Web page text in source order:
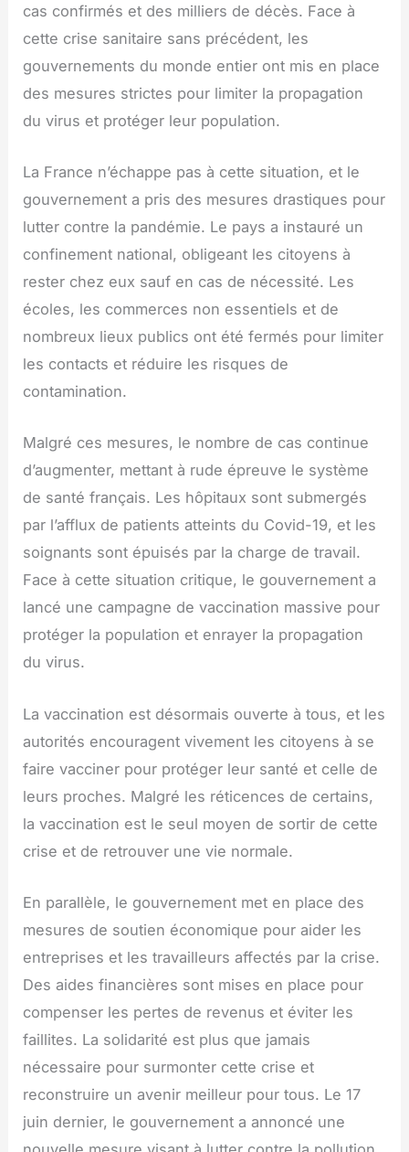
cas confirmés et des milliers de décès. Face à
cette crise sanitaire sans précédent, les
gouvernements du monde entier ont mis en place
des mesures strictes pour limiter la propagation
du virus et protéger leur population.
La France n’échappe pas à cette situation, et le
gouvernement a pris des mesures drastiques pour
lutter contre la pandémie. Le pays a instauré un
confinement national, obligeant les citoyens à
rester chez eux sauf en cas de nécessité. Les
écoles, les commerces non essentiels et de
nombreux lieux publics ont été fermés pour limiter
les contacts et réduire les risques de
contamination.
Malgré ces mesures, le nombre de cas continue
d’augmenter, mettant à rude épreuve le système
de santé français. Les hôpitaux sont submergés
par l’afflux de patients atteints du Covid-19, et les
soignants sont épuisés par la charge de travail.
Face à cette situation critique, le gouvernement a
lancé une campagne de vaccination massive pour
protéger la population et enrayer la propagation
du virus.
La vaccination est désormais ouverte à tous, et les
autorités encouragent vivement les citoyens à se
faire vacciner pour protéger leur santé et celle de
leurs proches. Malgré les réticences de certains,
la vaccination est le seul moyen de sortir de cette
crise et de retrouver une vie normale.
En parallèle, le gouvernement met en place des
mesures de soutien économique pour aider les
entreprises et les travailleurs affectés par la crise.
Des aides financières sont mises en place pour
compenser les pertes de revenus et éviter les
faillites. La solidarité est plus que jamais
nécessaire pour surmonter cette crise et
reconstruire un avenir meilleur pour tous. Le 17
juin dernier, le gouvernement a annoncé une